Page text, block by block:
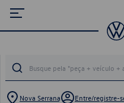
Nova Serrana Entre/registre-